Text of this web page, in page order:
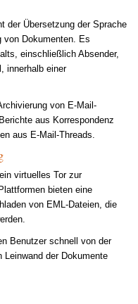
der Übersetzung der Sprache
von Dokumenten. Es
einschließlich Absender,
innerhalb einer
von E-Mail-
aus Korrespondenz
aus E-Mail-Threads.
virtuelles Tor zur
bieten eine
von EML-Dateien, die
Benutzer schnell von der
der Dokumente